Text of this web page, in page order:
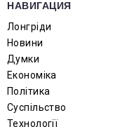
НАВИГАЦИЯ
Лонгріди
Новини
Думки
Економіка
Політика
Суспільство
Технології